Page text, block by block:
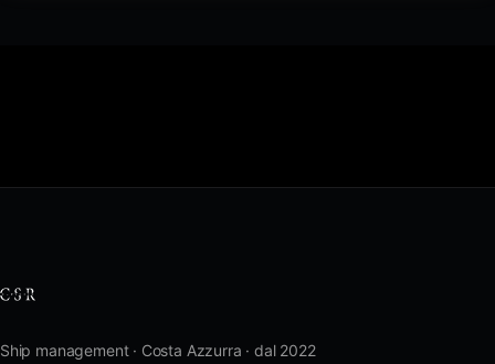
Ship management · Costa Azzurra · dal 2022